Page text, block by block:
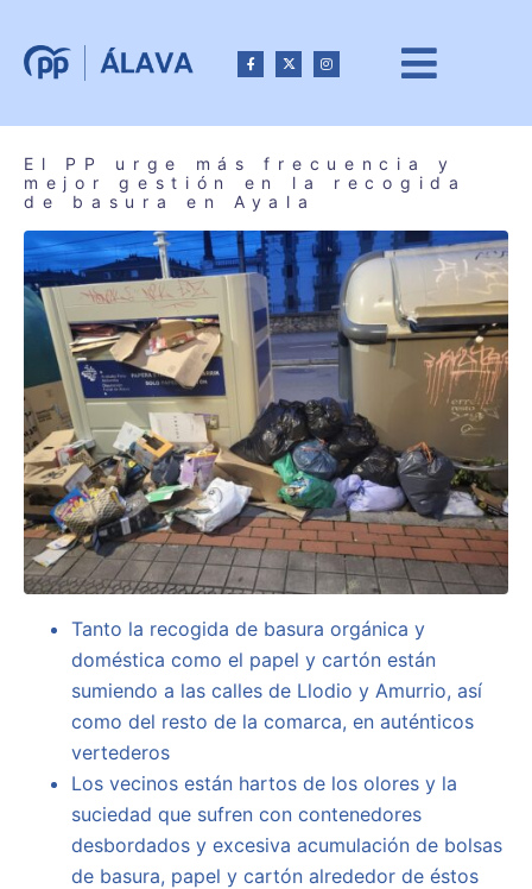
El PP urge más frecuencia y
mejor gestión en la recogida
de basura en Ayala
Tanto la recogida de basura orgánica y
doméstica como el papel y cartón están
sumiendo a las calles de Llodio y Amurrio, así
como del resto de la comarca, en auténticos
vertederos
Los vecinos están hartos de los olores y la
suciedad que sufren con contenedores
desbordados y excesiva acumulación de bolsas
de basura, papel y cartón alrededor de éstos